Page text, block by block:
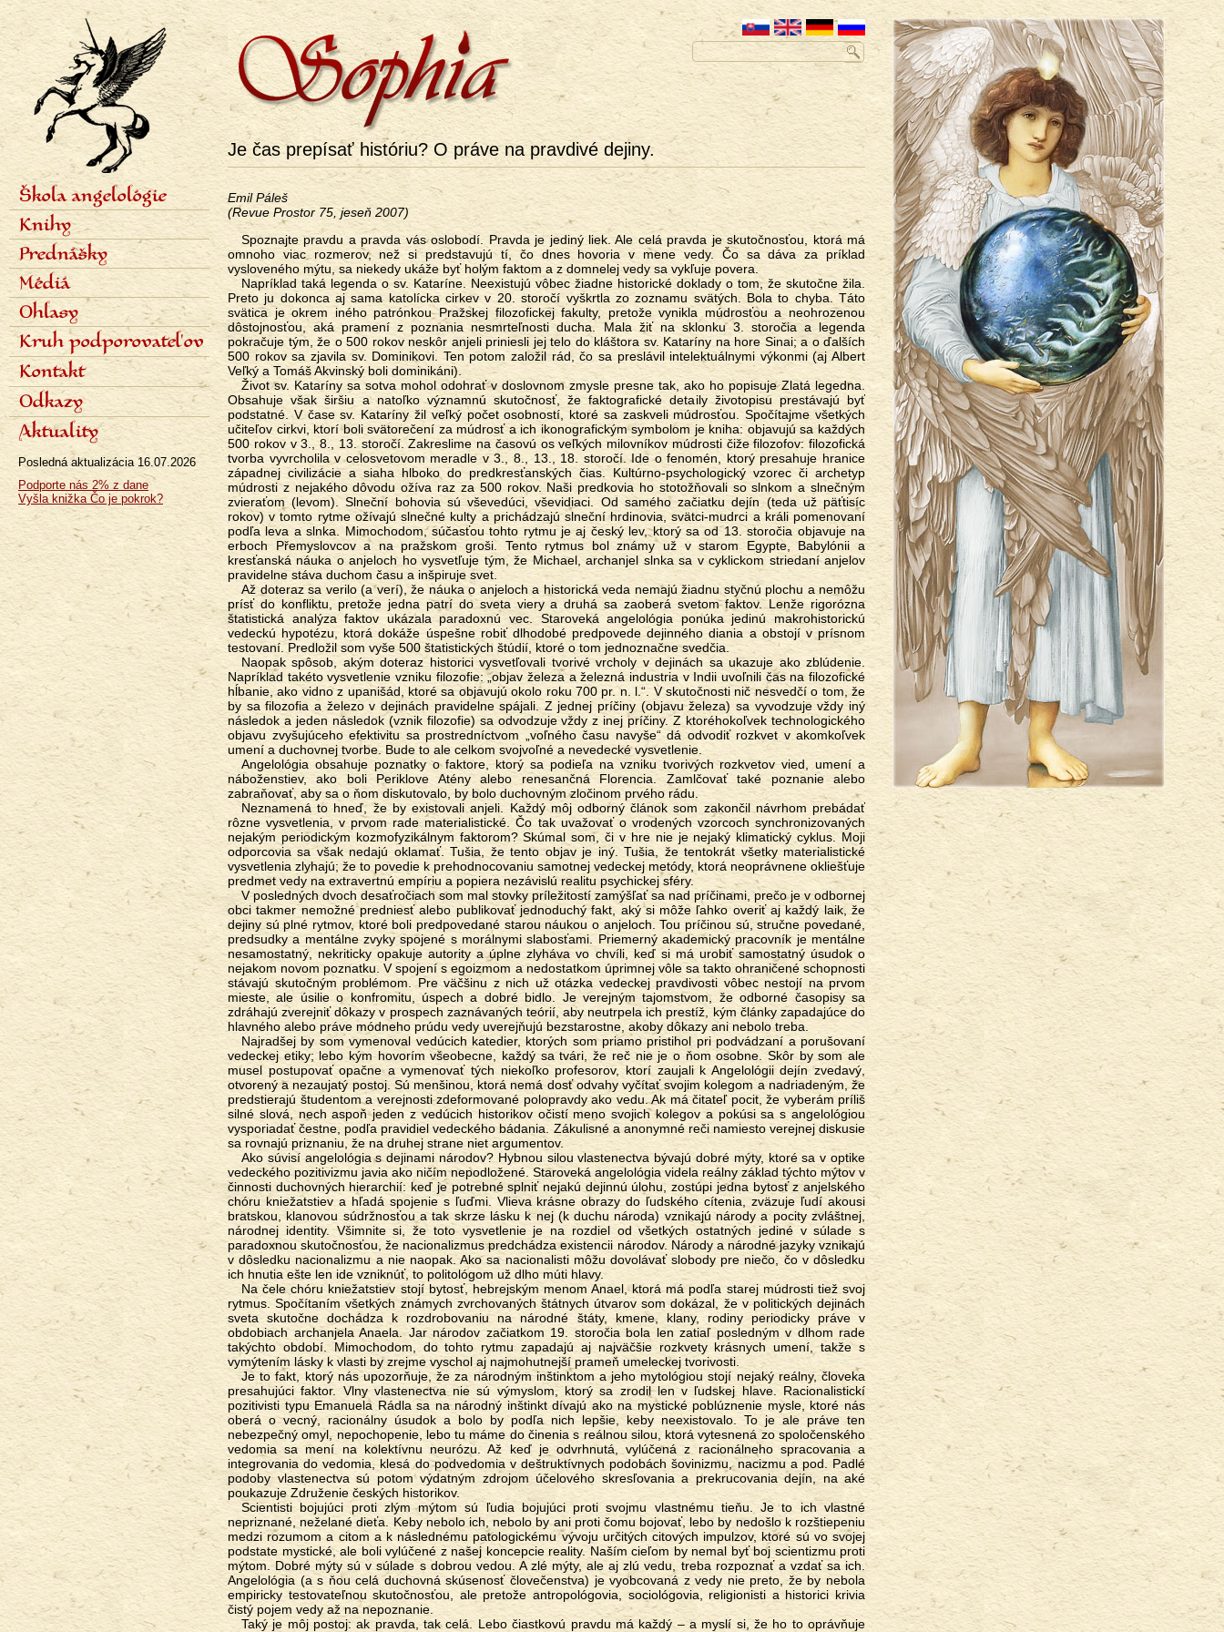
Je čas prepísať históriu? O práve na pravdivé dejiny.
Emil Páleš
(Revue Prostor 75, jeseň 2007)
Spoznajte pravdu a pravda vás oslobodí. Pravda je jediný liek. Ale celá pravda je skutočnosťou, ktorá má
omnoho viac rozmerov, než si predstavujú tí, čo dnes hovoria v mene vedy. Čo sa dáva za príklad
vysloveného mýtu, sa niekedy ukáže byť holým faktom a z domnelej vedy sa vykľuje povera.
Napríklad taká legenda o sv. Kataríne. Neexistujú vôbec žiadne historické doklady o tom, že skutočne žila.
Preto ju dokonca aj sama katolícka cirkev v 20. storočí vyškrtla zo zoznamu svätých. Bola to chyba. Táto
svätica je okrem iného patrónkou Pražskej filozofickej fakulty, pretože vynikla múdrosťou a neohrozenou
dôstojnosťou, aká pramení z poznania nesmrteľnosti ducha. Mala žiť na sklonku 3. storočia a legenda
pokračuje tým, že o 500 rokov neskôr anjeli priniesli jej telo do kláštora sv. Kataríny na hore Sinai; a o ďalších
500 rokov sa zjavila sv. Dominikovi. Ten potom založil rád, čo sa preslávil intelektuálnymi výkonmi (aj Albert
Veľký a Tomáš Akvinský boli dominikáni).
Život sv. Kataríny sa sotva mohol odohrať v doslovnom zmysle presne tak, ako ho popisuje Zlatá legedna.
Obsahuje však širšiu a natoľko významnú skutočnosť, že faktografické detaily životopisu prestávajú byť
podstatné. V čase sv. Kataríny žil veľký počet osobností, ktoré sa zaskveli múdrosťou. Spočítajme všetkých
učiteľov cirkvi, ktorí boli svätorečení za múdrosť a ich ikonografickým symbolom je kniha: objavujú sa každých
500 rokov v 3., 8., 13. storočí. Zakreslime na časovú os veľkých milovníkov múdrosti čiže filozofov: filozofická
tvorba vyvrcholila v celosvetovom meradle v 3., 8., 13., 18. storočí. Ide o fenomén, ktorý presahuje hranice
západnej civilizácie a siaha hlboko do predkresťanských čias. Kultúrno-psychologický vzorec či archetyp
múdrosti z nejakého dôvodu ožíva raz za 500 rokov. Naši predkovia ho stotožňovali so slnkom a slnečným
zvieraťom (levom). Slneční bohovia sú vševedúci, vševidiaci. Od samého začiatku dejín (teda už päťtisíc
rokov) v tomto rytme ožívajú slnečné kulty a prichádzajú slneční hrdinovia, svätci-mudrci a králi pomenovaní
podľa leva a slnka. Mimochodom, súčasťou tohto rytmu je aj český lev, ktorý sa od 13. storočia objavuje na
erboch Přemys­lov­cov a na pražskom groši. Tento rytmus bol známy už v starom Egypte, Babylónii a
kresťanská náuka o anjeloch ho vysvetľuje tým, že Michael, archanjel slnka sa v cyklickom striedaní anjelov
pravidelne stáva duchom času a inšpiruje svet.
Až doteraz sa verilo (a verí), že náuka o anjeloch a historická veda nemajú žiadnu styčnú plochu a nemôžu
prísť do konfliktu, pretože jedna patrí do sveta viery a druhá sa zaoberá svetom faktov. Lenže rigorózna
štatistická analýza faktov ukázala paradoxnú vec. Staroveká angelológia ponúka jedinú makrohistorickú
vedeckú hypotézu, ktorá dokáže úspešne robiť dlhodobé predpovede dejinného diania a obstojí v prísnom
testovaní. Predložil som vyše 500 štatistických štúdií, ktoré o tom jednoznačne svedčia.
Naopak spôsob, akým doteraz historici vysvetľovali tvorivé vrcholy v dejinách sa ukazuje ako zblúdenie.
Napríklad takéto vysvetlenie vzniku filozofie: „objav železa a železná industria v Indii uvoľnili čas na filozofické
hĺbanie, ako vidno z upanišád, ktoré sa objavujú okolo roku 700 pr. n. l.“. V skutočnosti nič nesvedčí o tom, že
by sa filozofia a železo v dejinách pravidelne spájali. Z jednej príčiny (objavu železa) sa vyvodzuje vždy iný
následok a jeden následok (vznik filozofie) sa odvodzuje vždy z inej príčiny. Z ktoréhokoľvek technologického
objavu zvyšujúceho efektivitu sa prostredníctvom „voľného času navyše“ dá odvodiť rozkvet v akomkoľvek
umení a duchovnej tvorbe. Bude to ale celkom svojvoľné a nevedecké vysvetlenie.
Angelológia obsahuje poznatky o faktore, ktorý sa podieľa na vzniku tvorivých rozkvetov vied, umení a
náboženstiev, ako boli Periklove Atény alebo renesančná Florencia. Zamlčovať také poznanie alebo
zabraňovať, aby sa o ňom diskutovalo, by bolo duchovným zločinom prvého rádu.
Neznamená to hneď, že by existovali anjeli. Každý môj odborný článok som zakončil návrhom prebádať
rôzne vysvetlenia, v prvom rade materialistické. Čo tak uvažovať o vrodených vzorcoch synchronizovaných
nejakým periodickým kozmofyzikálnym faktorom? Skúmal som, či v hre nie je nejaký klimatický cyklus. Moji
odporcovia sa však nedajú oklamať. Tušia, že tento objav je iný. Tušia, že tentokrát všetky materialistické
vysvetlenia zlyhajú; že to povedie k prehodnocovaniu samotnej vedeckej metódy, ktorá neoprávnene okliešťuje
predmet vedy na extravertnú empíriu a popiera nezávislú realitu psychickej sféry.
V posledných dvoch desaťročiach som mal stovky príležitostí zamýšľať sa nad príčinami, prečo je v odbornej
obci takmer nemožné predniesť alebo publikovať jednoduchý fakt, aký si môže ľahko overiť aj každý laik, že
dejiny sú plné rytmov, ktoré boli predpovedané starou náukou o anjeloch. Tou príčinou sú, stručne povedané,
predsudky a mentálne zvyky spojené s morálnymi slabosťami. Priemerný akademický pracovník je mentálne
nesamostatný, nekriticky opakuje autority a úplne zlyháva vo chvíli, keď si má urobiť samostatný úsudok o
nejakom novom poznatku. V spojení s egoizmom a nedostatkom úprimnej vôle sa takto ohraničené schopnosti
stávajú skutočným problémom. Pre väčšinu z nich už otázka vedeckej pravdivosti vôbec nestojí na prvom
mieste, ale úsilie o konfromitu, úspech a dobré bidlo. Je verejným tajomstvom, že odborné časopisy sa
zdráhajú zverejniť dôkazy v prospech zaznávaných teórií, aby neutrpela ich prestíž, kým články zapadajúce do
hlavného alebo práve módneho prúdu vedy uverejňujú bezstarostne, akoby dôkazy ani nebolo treba.
Najradšej by som vymenoval vedúcich katedier, ktorých som priamo pristihol pri podvádzaní a porušovaní
vedeckej etiky; lebo kým hovorím všeobecne, každý sa tvári, že reč nie je o ňom osobne. Skôr by som ale
musel postupovať opačne a vymenovať tých niekoľko profesorov, ktorí zaujali k Angelológii dejín zvedavý,
otvorený a nezaujatý postoj. Sú menšinou, ktorá nemá dosť odvahy vyčítať svojim kolegom a nadriadeným, že
predstierajú študentom a verejnosti zdeformované polopravdy ako vedu. Ak má čitateľ pocit, že vyberám príliš
silné slová, nech aspoň jeden z vedúcich historikov očistí meno svojich kolegov a pokúsi sa s angelológiou
vysporiadať čestne, podľa pravidiel vedeckého bádania. Zákulisné a anonymné reči namiesto verejnej diskusie
sa rovnajú priznaniu, že na druhej strane niet argumentov.
Ako súvisí angelológia s dejinami národov? Hybnou silou vlastenectva bývajú dobré mýty, ktoré sa v optike
vedeckého pozitivizmu javia ako ničím nepodložené. Staroveká angelológia videla reálny základ týchto mýtov v
činnosti duchovných hierarchií: keď je potrebné splniť nejakú dejinnú úlohu, zostúpi jedna bytosť z anjelského
chóru kniežatstiev a hľadá spojenie s ľuďmi. Vlieva krásne obrazy do ľudského cítenia, zväzuje ľudí akousi
bratskou, klanovou súdržnosťou a tak skrze lásku k nej (k duchu národa) vznikajú národy a pocity zvláštnej,
národnej identity. Všimnite si, že toto vysvetlenie je na rozdiel od všetkých ostatných jediné v súlade s
paradoxnou skutočnosťou, že nacionalizmus predchádza existencii národov. Národy a národné jazyky vznikajú
v dôsledku nacionalizmu a nie naopak. Ako sa nacionalisti môžu dovolávať slobody pre niečo, čo v dôsledku
ich hnutia ešte len ide vzniknúť, to politológom už dlho múti hlavy.
Na čele chóru kniežatstiev stojí bytosť, hebrejským menom Anael, ktorá má podľa starej múdrosti tiež svoj
rytmus. Spočítaním všetkých známych zvrchovaných štátnych útvarov som dokázal, že v politických dejinách
sveta skutočne dochádza k rozdrobovaniu na národné štáty, kmene, klany, rodiny periodicky práve v
obdobiach archanjela Anaela. Jar národov začiatkom 19. storočia bola len zatiaľ posledným v dlhom rade
takýchto období. Mimochodom, do tohto rytmu zapadajú aj najväčšie rozkvety krásnych umení, takže s
vymýtením lásky k vlasti by zrejme vyschol aj najmohutnejší prameň umeleckej tvorivosti.
Je to fakt, ktorý nás upozorňuje, že za národným inštinktom a jeho mytológiou stojí nejaký reálny, človeka
presahujúci faktor. Vlny vlastenectva nie sú výmyslom, ktorý sa zrodil len v ľudskej hlave. Racionalistickí
pozitivisti typu Emanuela Rádla sa na národný inštinkt dívajú ako na mystické poblúznenie mysle, ktoré nás
oberá o vecný, racionálny úsudok a bolo by podľa nich lepšie, keby neexistovalo. To je ale práve ten
nebezpečný omyl, nepochopenie, lebo tu máme do činenia s reálnou silou, ktorá vytesnená zo spoločenského
vedomia sa mení na kolektívnu neurózu. Až keď je odvrhnutá, vylúčená z racionálneho spracovania a
integrovania do vedomia, klesá do podvedomia v deštruktívnych podobách šovinizmu, nacizmu a pod. Padlé
podoby vlastenectva sú potom výdatným zdrojom účelového skresľovania a prekrucovania dejín, na aké
poukazuje Združenie českých historikov.
Scientisti bojujúci proti zlým mýtom sú ľudia bojujúci proti svojmu vlastnému tieňu. Je to ich vlastné
nepriznané, neželané dieťa. Keby nebolo ich, nebolo by ani proti čomu bojovať, lebo by nedošlo k rozštiepeniu
medzi rozumom a citom a k následnému patologickému vývoju určitých citových impulzov, ktoré sú vo svojej
podstate mystické, ale boli vylúčené z našej koncepcie reality. Naším cieľom by nemal byť boj scientizmu proti
mýtom. Dobré mýty sú v súlade s dobrou vedou. A zlé mýty, ale aj zlú vedu, treba rozpoznať a vzdať sa ich.
Angelológia (a s ňou celá duchovná skúsenosť človečenstva) je vyobcovaná z vedy nie preto, že by nebola
empiricky testovateľnou skutočnosťou, ale pretože antropológovia, sociológovia, religionisti a historici krivia
čistý pojem vedy až na nepoznanie.
Taký je môj postoj: ak pravda, tak celá. Lebo čiastkovú pravdu má každý – a myslí si, že ho to oprávňuje
Menu
Škola angelológie
Lektori
Obsah školy
Sedem stupňov
Termíny a prihlášky
Fotogaléria
Knihy
Angelológia dejín 1
Angelológia dejín 2
Angelológia dejín 3
Čo je pokrok?
Sedem archanjelov
Duchovná úloha Európy
Parafrázovač slovenčiny
Časopis Sophia
Iné knihy
Staré vydanie Angelológie
Prednášky
Harmonogram prednášok
Organizačné pokyny
Audiozáznamy prednášok
Platená sekcia
Médiá
Odborné články
Populárne články
Rozhovory pre tlač
Rozhlas
Televízia
Bibliografia
Ohlasy
Polemiky
Recenzie
Ocenenia
Diplomové práce
Kruh podporovateľov
Kontakt
Odkazy
Aktuality
Posledná aktualizácia 16.07.2026
Podporte nás 2% z dane
Vyšla knižka Čo je pokrok?